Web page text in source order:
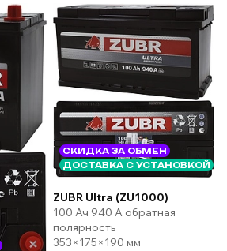
СКИДКА ЗА ОБМЕН
ДОСТАВКА С УСТАНОВКОЙ
ZUBR Ultra (ZU1000)
100 Ач 940 А обратная
полярность
353×175×190 мм